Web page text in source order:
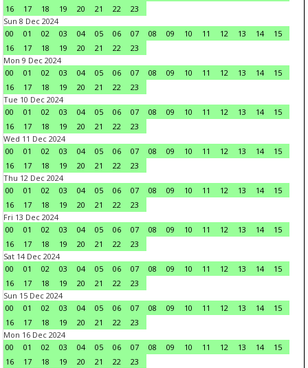
16
17 18 19 20 21 22
23
Sun 8 Dec 2024
00
01 02 03 04 05 06 07 08 09 10 11 12 13 14
15
16
17 18 19 20 21 22
23
Mon 9 Dec 2024
00
01 02 03 04 05 06 07 08 09 10 11 12 13 14
15
16
17 18 19 20 21 22
23
Tue 10 Dec 2024
00
01 02 03 04 05 06 07 08 09 10 11 12 13 14
15
16
17 18 19 20 21 22
23
Wed 11 Dec 2024
00
01 02 03 04 05 06 07 08 09 10 11 12 13 14
15
16
17 18 19 20 21 22
23
Thu 12 Dec 2024
00
01 02 03 04 05 06 07 08 09 10 11 12 13 14
15
16
17 18 19 20 21 22
23
Fri 13 Dec 2024
00
01 02 03 04 05 06 07 08 09 10 11 12 13 14
15
16
17 18 19 20 21 22
23
Sat 14 Dec 2024
00
01 02 03 04 05 06 07 08 09 10 11 12 13 14
15
16
17 18 19 20 21 22
23
Sun 15 Dec 2024
00
01 02 03 04 05 06 07 08 09 10 11 12 13 14
15
16
17 18 19 20 21 22
23
Mon 16 Dec 2024
00
01 02 03 04 05 06 07 08 09 10 11 12 13 14
15
16
17 18 19 20 21 22
23